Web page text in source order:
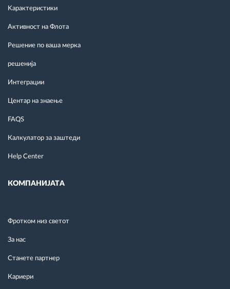
Kарактеристики
Активност на Флота
Решение по ваша мерка
решенија
Интеграции
Центар на знаење
FAQS
Калкулатор за заштеди
Help Center
КОМПАНИЈАТА
Фротком низ светот
За нас
Станете партнер
Кариери